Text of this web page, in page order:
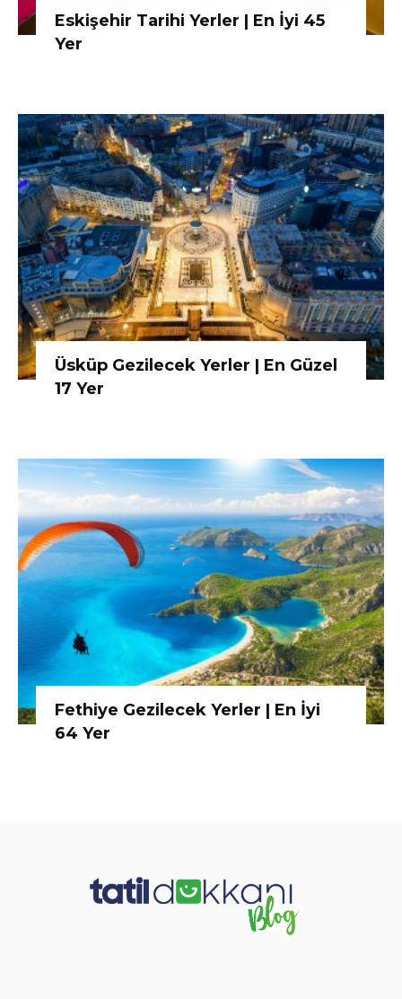
Eskişehir Tarihi Yerler | En İyi 45
Yer
Üsküp Gezilecek Yerler | En Güzel
17 Yer
Fethiye Gezilecek Yerler | En İyi
64 Yer